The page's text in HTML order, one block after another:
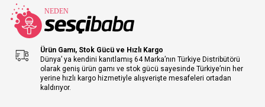
Ürün Gamı, Stok Gücü ve Hızlı Kargo
Dünya’ ya kendini kanıtlamış 64 Marka’nın Türkiye Distribütörü
olarak geniş ürün gamı ve stok gücü sayesinde Türkiye’nin her
yerine hızlı kargo hizmetiyle alışverişte mesafeleri ortadan
kaldırıyor.